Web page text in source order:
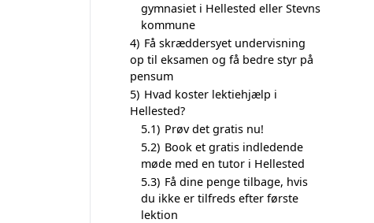
gymnasiet i Hellested eller Stevns
kommune
4) Få skræddersyet undervisning
op til eksamen og få bedre styr på
pensum
5) Hvad koster lektiehjælp i
Hellested?
5.1) Prøv det gratis nu!
5.2) Book et gratis indledende
møde med en tutor i Hellested
5.3) Få dine penge tilbage, hvis
du ikke er tilfreds efter første
lektion